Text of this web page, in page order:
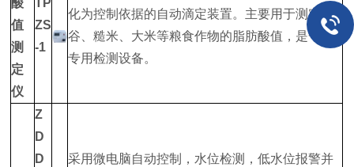
酸
值
测
定
仪
TP
ZS
-1
化为控制依据的自动滴定装置。主要用于测定稻
谷、糙米、大米等粮食作物的脂肪酸值，是一种
专用检测设备。
Z
D
D
采用微电脑自动控制，水位检测，低水位报警并